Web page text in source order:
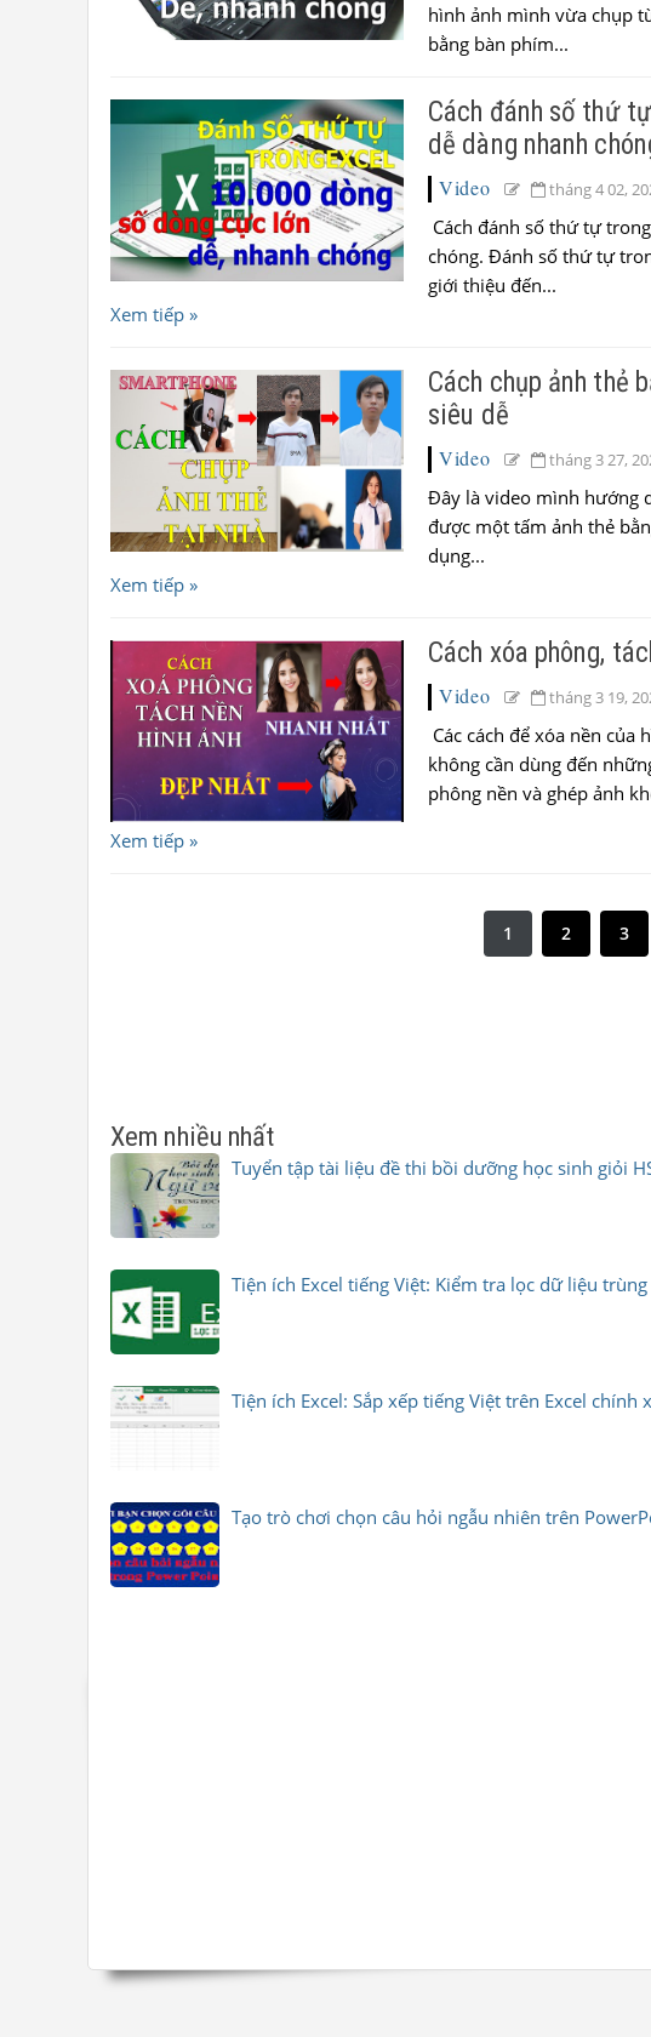
hình ảnh mình vừa chụp
bằng bàn phím...
Cách đánh số thứ
dễ dàng nhanh
Video tháng 4 02,
Cách đánh số thứ tự
chóng. Đánh số thứ tự
giới thiệu đến...
Xem tiếp »
Cách chụp ảnh thẻ
siêu dễ
Video tháng 3 27,
Đây là video mình hướng
được một tấm ảnh thẻ
dụng...
Xem tiếp »
Cách xóa phông,
Video tháng 3 19,
Các cách để xóa nền
không cần dùng đến
phông nền và ghép ảnh
Xem tiếp »
1 2 3
Xem nhiều nhất
Tuyển tập tài liệu đề thi bồi dưỡng học sinh giỏi
Tiện ích Excel tiếng Việt: Kiểm tra lọc dữ liệu
Tiện ích Excel: Sắp xếp tiếng Việt trên Excel chính
Tạo trò chơi chọn câu hỏi ngẫu nhiên trên